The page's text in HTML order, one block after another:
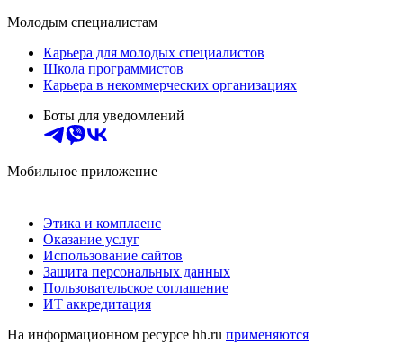
Молодым специалистам
Карьера для молодых специалистов
Школа программистов
Карьера в некоммерческих организациях
Боты для уведомлений
Мобильное приложение
Этика и комплаенс
Оказание услуг
Использование сайтов
Защита персональных данных
Пользовательское соглашение
ИТ аккредитация
На информационном ресурсе hh.ru применяются